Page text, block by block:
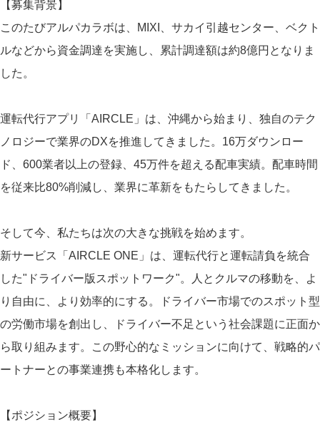
【募集背景】
このたびアルパカラボは、MIXI、サカイ引越センター、ベクト
ルなどから資金調達を実施し、累計調達額は約8億円となりま
した。
運転代行アプリ「AIRCLE」は、沖縄から始まり、独自のテク
ノロジーで業界のDXを推進してきました。16万ダウンロー
ド、600業者以上の登録、45万件を超える配車実績。配車時間
を従来比80%削減し、業界に革新をもたらしてきました。
そして今、私たちは次の大きな挑戦を始めます。
新サービス「AIRCLE ONE」は、運転代行と運転請負を統合
した"ドライバー版スポットワーク"。人とクルマの移動を、よ
り自由に、より効率的にする。ドライバー市場でのスポット型
の労働市場を創出し、ドライバー不足という社会課題に正面か
ら取り組みます。この野心的なミッションに向けて、戦略的パ
ートナーとの事業連携も本格化します。
【ポジション概要】